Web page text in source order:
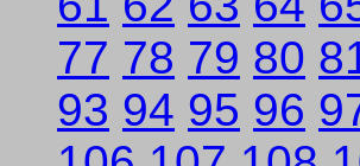
77 78 79 80
93 94 95 96